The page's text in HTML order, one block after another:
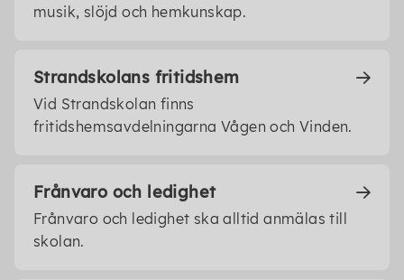
musik, slöjd och hemkunskap.
Strandskolans fritidshem
Vid Strandskolan finns
fritidshemsavdelningarna Vågen och Vinden.
Frånvaro och ledighet
Frånvaro och ledighet ska alltid anmälas till
skolan.